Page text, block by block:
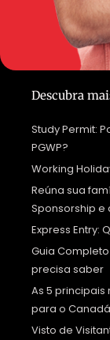
Descubra
Study Permit:
PGWP?
Working
Reúna sua
Sponsorship e
Express Entry:
Guia
precisa saber
As 5
para o Canadá
Visto de